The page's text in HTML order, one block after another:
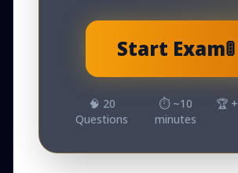
Start Exam🚦
🧠 20
Questions
⏱️ ~10
minutes
🏆 +